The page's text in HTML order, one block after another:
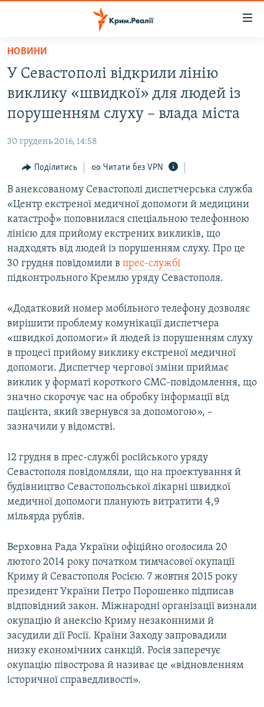
Перейти
основного
матеріалу
до
основної
навігації
Перейти
пошуку
ВІДЕО ТА ФОТО
БЛОГИ
ПОГЛЯД
ІНТЕРВ'Ю
ВСЕ ЗА ДЕНЬ
СПЕЦПРОЕКТИ
ДЕПОРТАЦІЯ
ВІДЕОУРОКИ «ELIFBE»
УКРАЇНСЬКА ПРОБЛЕМА КРИМУ
ІНФОГРАФІКА
ЯК ОБІЙТИ БЛОКУВАННЯ
Русский
Qırımtatar
ДОЛУЧАЙСЯ!
Усі сайти RFE/RL
НОВИНИ
У Севастополі відкрили лінію
виклику «швидкої» для людей із
порушенням слуху – влада міста
30 грудень 2016, 14:58
Поділитись Читати без VPN
В анексованому Севастополі диспетчерська служба
«Центр екстреної медичної допомоги й медицини
катастроф» поповнилася спеціальною телефонною
лінією для прийому екстрених викликів, що
надходять від людей із порушенням слуху. Про це
30 грудня повідомили в прес-службі
підконтрольного Кремлю уряду Севастополя.
«Додатковий номер мобільного телефону дозволяє
вирішити проблему комунікації диспетчера
«швидкої допомоги» й людей із порушенням слуху
в процесі прийому виклику екстреної медичної
допомоги. Диспетчер чергової зміни приймає
виклик у форматі короткого СМС-повідомлення, що
значно скорочує час на обробку інформації від
пацієнта, який звернувся за допомогою», –
зазначили у відомстві.
12 грудня в прес-службі російського уряду
Севастополя повідомляли, що на проектування й
будівництво Севастопольської лікарні швидкої
медичної допомоги планують витратити 4,9
мільярда рублів.
Верховна Рада України офіційно оголосила 20
лютого 2014 року початком тимчасової окупації
Криму й Севастополя Росією. 7 жовтня 2015 року
президент України Петро Порошенко підписав
відповідний закон. Міжнародні організації визнали
окупацію й анексію Криму незаконними й
засудили дії Росії. Країни Заходу запровадили
низку економічних санкцій. Росія заперечує
окупацію півострова й називає це «відновленням
історичної справедливості».